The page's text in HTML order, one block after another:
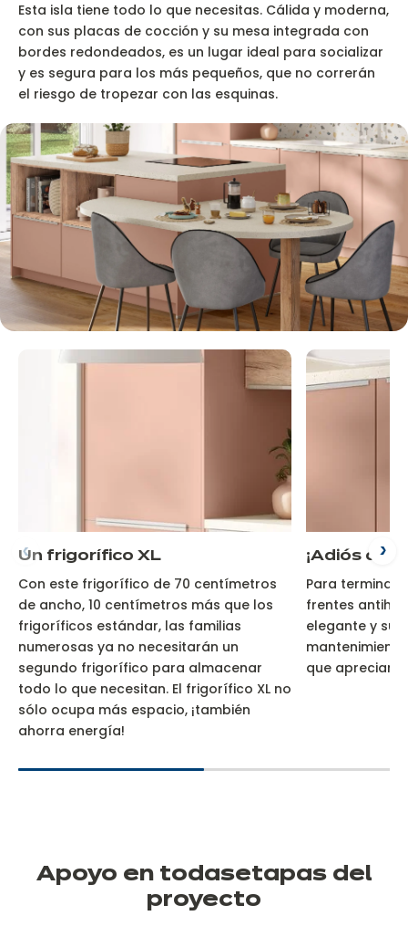
Esta isla tiene todo lo que necesitas. Cálida y moderna,
con sus placas de cocción y su mesa integrada con
bordes redondeados, es un lugar ideal para socializar
y es segura para los más pequeños, que no correrán
el riesgo de tropezar con las esquinas.
Un frigorífico XL
Con este frigorífico de 70 centímetros
de ancho, 10 centímetros más que los
frigoríficos estándar, las familias
numerosas ya no necesitarán un
segundo frigorífico para almacenar
todo lo que necesitan. El frigorífico XL no
sólo ocupa más espacio, ¡también
ahorra energía!
¡Adiós a
Para terminar,
frentes
elegante y su
que apreciará
Apoyo en todasetapas del
proyecto